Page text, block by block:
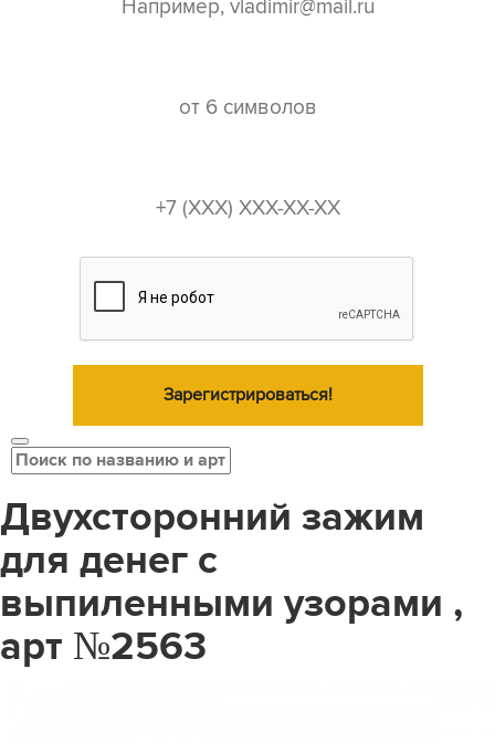
Зарегистрироваться!
Двухсторонний зажим
для денег с
выпиленными узорами ,
арт №2563